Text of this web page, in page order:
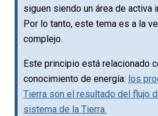
siguen siendo un área de activa
Por lo tanto, este tema es a la
complejo.
Este principio está relacionado
conocimiento de energía: los
Tierra son el resultado del flujo
sistema de la Tierra.